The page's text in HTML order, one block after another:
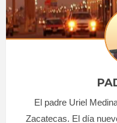
El padre Uriel
Zacatecas. El día